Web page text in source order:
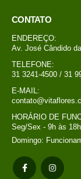
tornar seu
CONTATO
ENDEREÇO:
Av. José Cândido
TELEFONE:
31 3241-4500 / 31
E-MAIL:
HORÁRIO DE
Seg/Sex - 9h às
Domingo: